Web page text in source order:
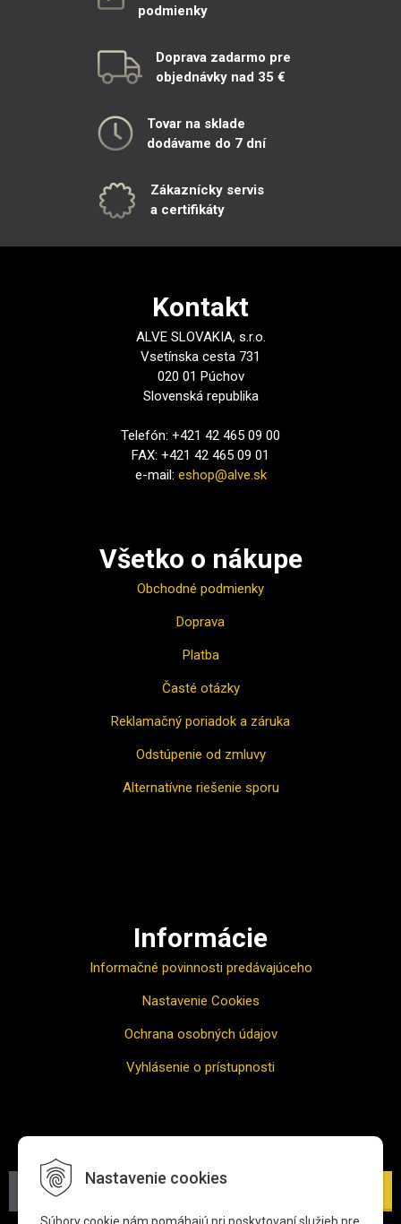
Nastavenie cookies
podmienky
Doprava zadarmo pre
objednávky nad 35 €
Tovar na sklade
dodávame do 7 dní
Zákaznícky servis
a certifikáty
Kontakt
ALVE SLOVAKIA, s.r.o.
Vsetínska cesta 731
020 01 Púchov
Slovenská republika
Telefón: +421 42 465 09 00
FAX: +421 42 465 09 01
e-mail: eshop@alve.sk
Všetko o nákupe
Obchodné podmienky
Doprava
Platba
Časté otázky
Reklamačný poriadok a záruka
Odstúpenie od zmluvy
Alternatívne riešenie sporu
Informácie
Informačné povinnosti predávajúceho
Nastavenie Cookies
Ochrana osobných údajov
Vyhlásenie o prístupnosti